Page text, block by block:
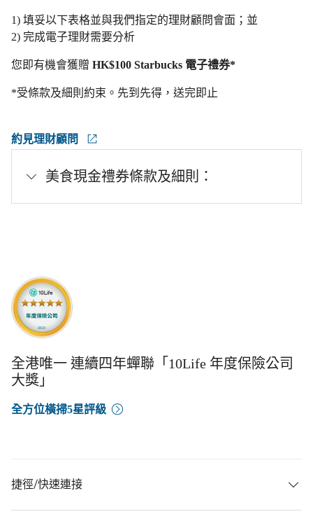
1) 填妥以下表格並與我們指定的理財顧問會面；並
2) 完成電子理財需要分析
您即有機會獲贈 HK$100 Starbucks 電子禮券*
*受條款及細則約束。先到先得，送完即止
約見理財顧問
美食現金禮券條款及細則：
全港唯一 連續四年蟬聯「10Life 年度保險公司
大獎」
全方位橫掃5星評級
捷徑/快速連接